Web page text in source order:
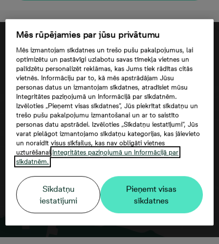
Google maps trešās puses datu
izmantošana
Mēs rūpējamies par jūsu privātumu
Mēs izmantojam sīkdatnes un trešo pušu pakalpojumus, lai
optimizētu un pastāvīgi uzlabotu savas tīmekļa vietnes un
palīdzētu personalizēt reklāmas, kas Jums tiek rādītas citās
vietnēs. Informāciju par to, kā mēs apstrādājam Jūsu
personas datus un izmantojam sīkdatnes, atradīsiet mūsu
Integritātes paziņojumā un Informācijā par sīkdatnēm.
Izvēloties „Pieņemt visas sīkdatnes”, Jūs piekrītat sīkdatņu un
trešo pušu pakalpojumu izmantošanai un ar to saistīto
personas datu apstrādei. Izvēloties „Sīkdatņu iestatījumi”, Jūs
varat pielāgot izmantojamo sīkdatņu kategorijas, kas jāievieto
un noraidīt visus sīkfailus, kas nav obligāti vietnes
uzturēšanai.Integritātes paziņojumā un Informācijā par
sīkdatnēm.
Sīkdatņu
iestatījumi
Pieņemt visas
sīkdatnes